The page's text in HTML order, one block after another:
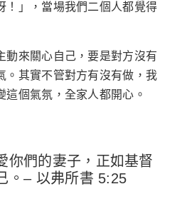
！」，當場我們二個人都覺得
動來關心自己，要是對方沒有
。其實不管對方有沒有做，我
這個氣氛，全家人都開心。
你們的妻子，正如基督
。– 以弗所書 5:25